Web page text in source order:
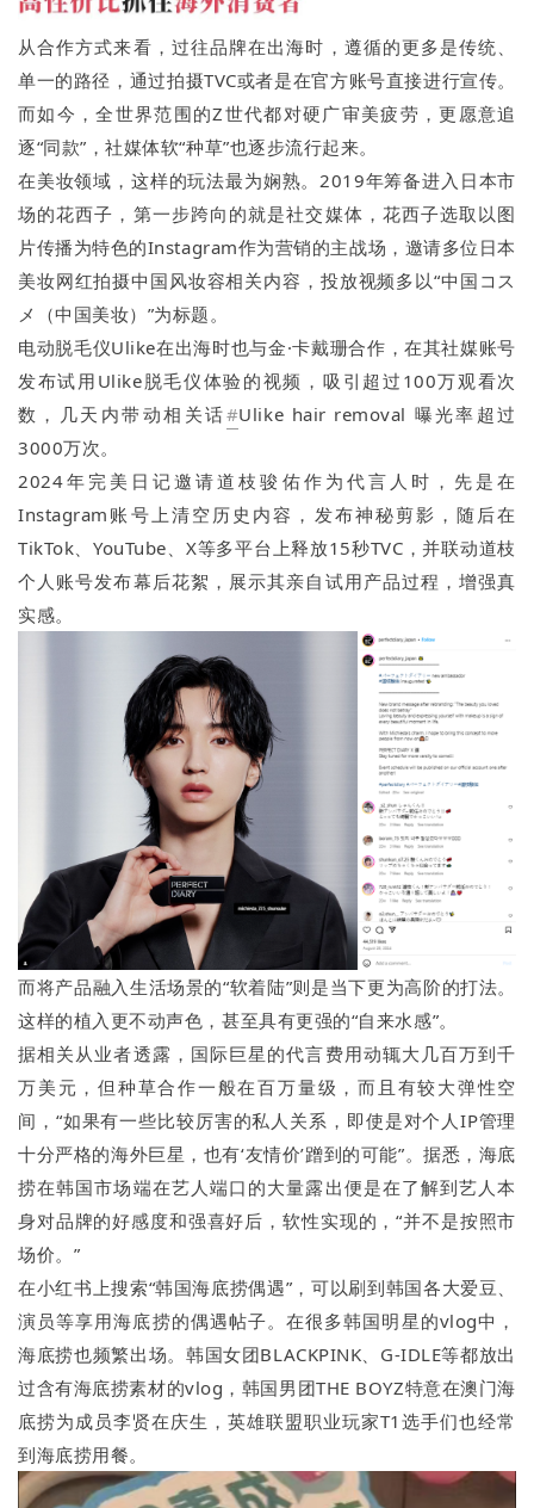
从合作方式来看，过往品牌在出海时，遵循的更多是传统、
单一的路径，通过拍摄TVC或者是在官方账号直接进行宣传。
而如今，全世界范围的Z世代都对硬广审美疲劳，更愿意追
逐“同款”，社媒体软“种草”也逐步流行起来。
在美妆领域，这样的玩法最为娴熟。2019年筹备进入日本市
场的花西子，第一步跨向的就是社交媒体，花西子选取以图
片传播为特色的Instagram作为营销的主战场，邀请多位日本
美妆网红拍摄中国风妆容相关内容，投放视频多以“中国コス
メ（中国美妆）”为标题。
电动脱毛仪Ulike在出海时也与金·卡戴珊合作，在其社媒账号
发布试用Ulike脱毛仪体验的视频，吸引超过100万观看次
数，几天内带动相关话#Ulike hair removal 曝光率超过
3000万次。
2024年完美日记邀请道枝骏佑作为代言人时，先是在
Instagram账号上清空历史内容，发布神秘剪影，随后在
TikTok、YouTube、X等多平台上释放15秒TVC，并联动道枝
个人账号发布幕后花絮，展示其亲自试用产品过程，增强真
实感。
而将产品融入生活场景的“软着陆”则是当下更为高阶的打法。
这样的植入更不动声色，甚至具有更强的“自来水感”。
据相关从业者透露，国际巨星的代言费用动辄大几百万到千
万美元，但种草合作一般在百万量级，而且有较大弹性空
间，“如果有一些比较厉害的私人关系，即使是对个人IP管理
十分严格的海外巨星，也有‘友情价’蹭到的可能”。据悉，海底
捞在韩国市场端在艺人端口的大量露出便是在了解到艺人本
身对品牌的好感度和强喜好后，软性实现的，“并不是按照市
场价。”
在小红书上搜索“韩国海底捞偶遇”，可以刷到韩国各大爱豆、
演员等享用海底捞的偶遇帖子。在很多韩国明星的vlog中，
海底捞也频繁出场。韩国女团BLACKPINK、G-IDLE等都放出
过含有海底捞素材的vlog，韩国男团THE BOYZ特意在澳门海
底捞为成员李贤在庆生，英雄联盟职业玩家T1选手们也经常
到海底捞用餐。